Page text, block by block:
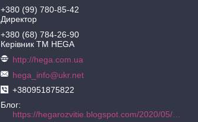
+380 (99) 780-85-42
Директор
+380 (68) 784-26-90
Керівник ТМ HEGA
http://hega.com.ua
hega_info@ukr.net
+380951875822
Блог
https://hegarozvitie.blogspot.com/2020/05/blog-post.html